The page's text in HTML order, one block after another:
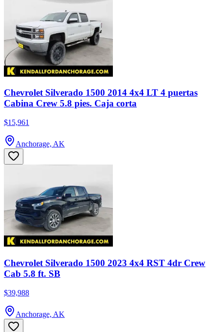
Chevrolet Silverado 1500 2014 4x4 LT 4 puertas
Cabina Crew 5.8 pies. Caja corta
$15,961
Anchorage, AK
Chevrolet Silverado 1500 2023 4x4 RST 4dr Crew
Cab 5.8 ft. SB
$39,988
Anchorage, AK